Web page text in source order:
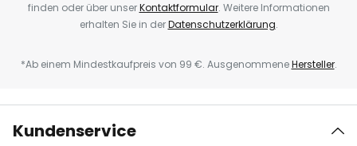
finden oder über unserKontaktformular. Weitere Informationen
erhalten Sie in derDatenschutzerklärung.
*Ab einem Mindestkaufpreis von 99 €. AusgenommeneHersteller.
Kundenservice